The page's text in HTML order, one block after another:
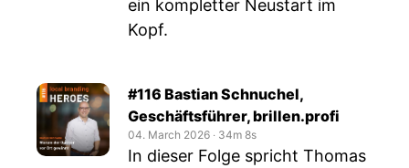
ein kompletter Neustart im
Kopf.
#116 Bastian Schnuchel,
Geschäftsführer, brillen.profi
04. March 2026 ‧ 34m 8s
In dieser Folge spricht Thomas